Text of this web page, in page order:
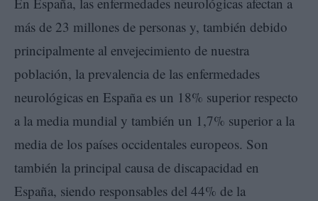
más de 23 millones de personas y, también debido
principalmente al envejecimiento de nuestra
población, la prevalencia de las enfermedades
neurológicas en España es un 18% superior respecto
a la media mundial y también un 1,7% superior a la
media de los países occidentales europeos. Son
también la principal causa de discapacidad en
España, siendo responsables del 44% de la